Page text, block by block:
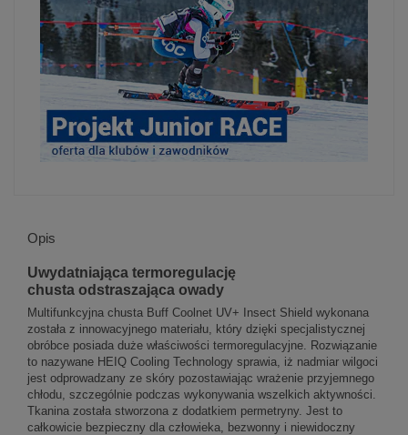
Opis
Uwydatniająca termoregulację
chusta odstraszająca owady
Multifunkcyjna chusta Buff Coolnet UV+ Insect Shield wykonana
została z innowacyjnego materiału, który dzięki specjalistycznej
obróbce posiada duże właściwości termoregulacyjne. Rozwiązanie
to nazywane HEIQ Cooling Technology sprawia, iż nadmiar wilgoci
jest odprowadzany ze skóry pozostawiając wrażenie przyjemnego
chłodu, szczególnie podczas wykonywania wszelkich aktywności.
Tkanina została stworzona z dodatkiem permetryny. Jest to
całkowicie bezpieczny dla człowieka, bezwonny i niewidoczny